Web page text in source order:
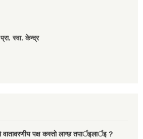
स्वा. केन्द्र
वातावरणीय पक्ष कस्ताे लाग्छ तपार्इलार्इ ?